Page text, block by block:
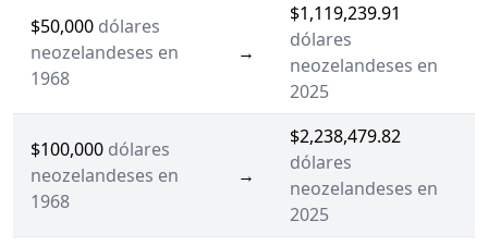
$50,000 dólares
neozelandeses en
1968
→
$1,119,239.91
dólares
neozelandeses en
2025
$100,000 dólares
neozelandeses en
1968
→
$2,238,479.82
dólares
neozelandeses en
2025